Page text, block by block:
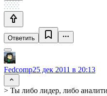
Ответить
Fedcomp25 дек 2011 в 20:13
> Ты либо лидер, либо